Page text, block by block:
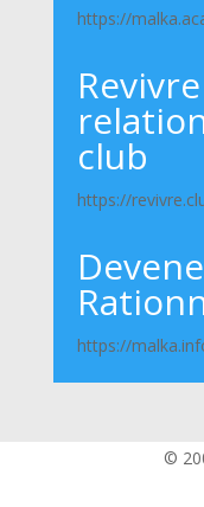
https://
club
https://
https://
©